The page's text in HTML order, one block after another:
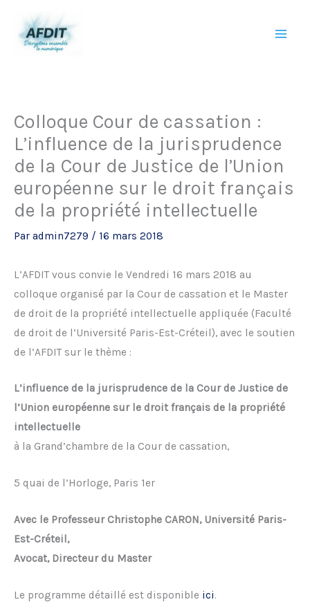
contenu
Colloque Cour de cassation :
L’influence de la jurisprudence
de la Cour de Justice de l’Union
européenne sur le droit français
de la propriété intellectuelle
Par admin7279 / 16 mars 2018
L’AFDIT vous convie le Vendredi 16 mars 2018 au
colloque organisé par la Cour de cassation et le Master
de droit de la propriété intellectuelle appliquée (Faculté
de droit de l’Université Paris-Est-Créteil), avec le soutien
de l’AFDIT sur le thème :
L’influence de la jurisprudence de la Cour de Justice de
l’Union européenne sur le droit français de la propriété
intellectuelle
à la Grand’chambre de la Cour de cassation,
5 quai de l’Horloge, Paris 1er
Avec le Professeur Christophe CARON, Université Paris-
Est-Créteil,
Avocat, Directeur du Master
Le programme détaillé est disponible ici.